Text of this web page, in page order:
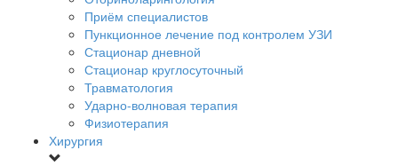
Приём специалистов
Пункционное лечение под контролем УЗИ
Стационар дневной
Стационар круглосуточный
Травматология
Ударно-волновая терапия
Физиотерапия
Хирургия